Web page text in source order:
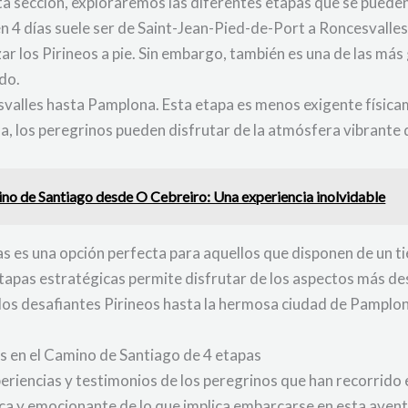
4 días suele ser de Saint-Jean-Pied-de-Port a
los Pirineos a pie. Sin embargo, también es una de las
hasta Pamplona. Esta etapa es menos exigente
los peregrinos pueden disfrutar de la atmósfera vibrante
de Santiago desde O Cebreiro: Una experiencia inolvidable
es una opción perfecta para aquellos que disponen de
estratégicas permite disfrutar de los aspectos más
desafiantes Pirineos hasta la hermosa ciudad de
el Camino de Santiago de 4 etapas
y testimonios de los peregrinos que han recorrido